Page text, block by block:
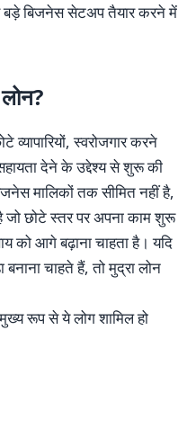
बड़े बिजनेस सेटअप तैयार करने में
व्यापारियों, स्वरोजगार करने
देने के उद्देश्य से शुरू की
मालिकों तक सीमित नहीं है,
छोटे स्तर पर अपना काम शुरू
को आगे बढ़ाना चाहता है। यदि
चाहते हैं, तो मुद्रा लोन
रूप से ये लोग शामिल हो